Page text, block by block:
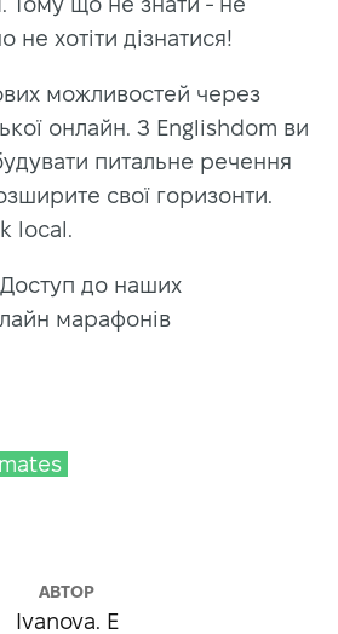
хотіти дізнатися!
можливостей через
онлайн. З Englishdom ви
питальне речення
свої горизонти.
local.
до наших
марафонів
mates
АВТОР
Ivanova. E